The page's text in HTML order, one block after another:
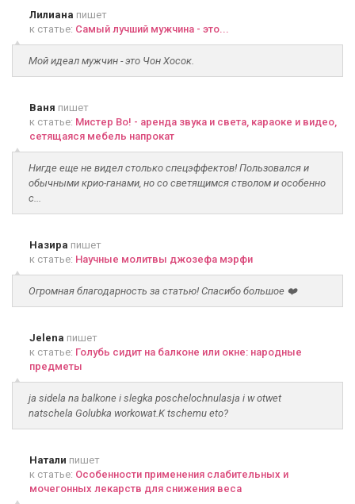
Лилиана пишет
к статье: Самый лучший мужчина - это...
Мой идеал мужчин - это Чон Хосок.
Ваня пишет
к статье: Мистер Во! - аренда звука и света, караоке и видео,
сетящаяся мебель напрокат
Нигде еще не видел столько спецэффектов! Пользовался и
обычными крио-ганами, но со светящимся стволом и особенно
с...
Назира пишет
к статье: Научные молитвы джозефа мэрфи
Огромная благодарность за статью! Спасибо большое ❤️
Jelena пишет
к статье: Голубь сидит на балконе или окне: народные
предметы
ja sidela na balkone i slegka poschelochnulasja i w otwet
natschela Golubka workowat.K tschemu eto?
Натали пишет
к статье: Особенности применения слабительных и
мочегонных лекарств для снижения веса